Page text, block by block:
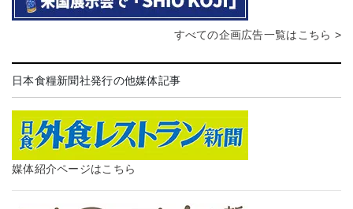
すべての企画広告一覧はこちら >
日本食糧新聞社発行の他媒体記事
媒体紹介ページはこちら